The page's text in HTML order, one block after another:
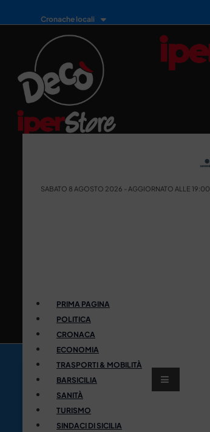
Cronache locali
SABATO 8 AGOSTO 2026 - AGGIORNATO ALLE 19:00
PRIMA PAGINA
POLITICA
CRONACA
ECONOMIA
TRASPORTI & MOBILITÀ
BARSICILIA
SANITÀ
TURISMO
SINDACI DI SICILIA